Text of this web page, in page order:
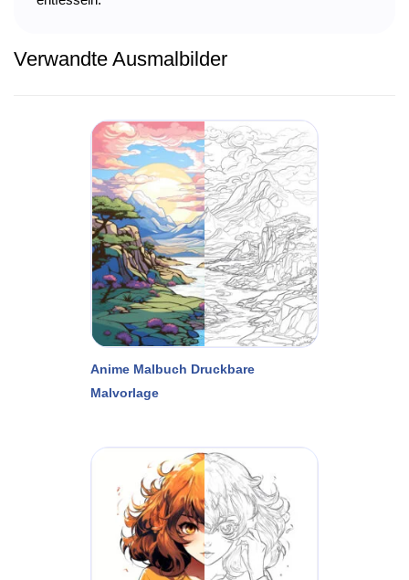
Verwandte Ausmalbilder
Anime Malbuch Druckbare
Malvorlage